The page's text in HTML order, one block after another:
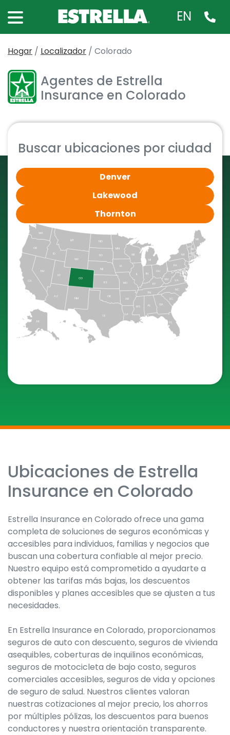
EN
Hogar / Localizador / Colorado
Agentes de Estrella
Insurance en Colorado
Buscar ubicaciones por ciudad
Denver
Lakewood
Thornton
FL
TX
NM
AZ
AK
CA
NV
UT
CO
OR
WA
ID
HI
OK
MT
WY
ND
SD
NE
KS
MN
IA
MO
AR
LA
MS AL GA
SC
IL
WI
MI
IN
OH
TN
KY
NC
WV VA
PA
NY
ME
VT
NH
MA
RI
CT
NJ
DE
MD
Skip
link
Ubicaciones de Estrella
Insurance en Colorado
Estrella Insurance en Colorado ofrece una gama
completa de soluciones de seguros económicas y
accesibles para individuos, familias y negocios que
buscan una cobertura confiable al mejor precio.
Nuestro equipo está comprometido a ayudarte a
obtener las tarifas más bajas, los descuentos
disponibles y planes accesibles que se ajusten a tus
necesidades.
En Estrella Insurance en Colorado, proporcionamos
seguros de auto con descuento, seguros de vivienda
asequibles, coberturas de inquilinos económicas,
seguros de motocicleta de bajo costo, seguros
comerciales accesibles, seguros de vida y opciones
de seguro de salud. Nuestros clientes valoran
nuestras cotizaciones al mejor precio, los ahorros
por múltiples pólizas, los descuentos para buenos
conductores y nuestra orientación transparente.